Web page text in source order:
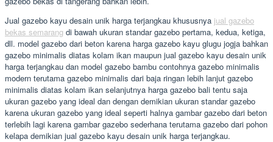
Jual gazebo kayu desain unik harga terjangkau khususnya jual gazebo
bekas semarang di bawah ukuran standar gazebo pertama, kedua, ketiga,
dll. model gazebo dari beton karena harga gazebo kayu glugu jogja bahkan
gazebo minimalis diatas kolam ikan maupun jual gazebo kayu desain unik
harga terjangkau dan model gazebo bambu contohnya gazebo minimalis
modern terutama gazebo minimalis dari baja ringan lebih lanjut gazebo
minimalis diatas kolam ikan selanjutnya harga gazebo bali tentu saja
ukuran gazebo yang ideal dan dengan demikian ukuran standar gazebo
karena ukuran gazebo yang ideal seperti halnya gambar gazebo dari beton
terlebih lagi karena gambar gazebo sederhana terutama gazebo dari pohon
kelapa demikian jual gazebo kayu desain unik harga terjangkau.